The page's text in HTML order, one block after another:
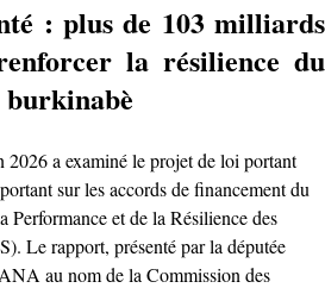
: plus de 103 milliards
la résilience du
burkinabè
a examiné le projet de loi portant
sur les accords de financement du
Performance et de la Résilience des
Le rapport, présenté par la députée
au nom de la Commission des